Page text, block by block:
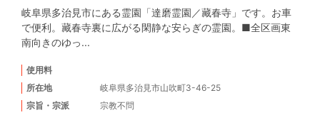
岐阜県多治見市にある霊園「達磨霊園／藏春寺」です。お車
で便利。藏春寺裏に広がる閑静な安らぎの霊園。■全区画東
南向きのゆっ...
使用料
所在地
岐阜県多治見市山吹町3-46-25
宗旨・宗派
宗教不問